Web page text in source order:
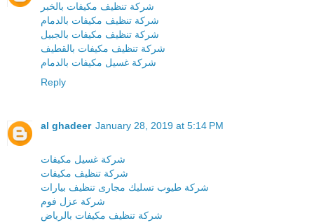
شركة تنظيف مكيفات بالخبر
شركة تنظيف مكيفات بالدمام
شركة تنظيف مكيفات بالجبيل
شركة تنظيف مكيفات بالقطيف
شركة غسيل مكيفات بالدمام
Reply
al ghadeer January 28, 2019 at 5:14 PM
شركة غسيل مكيفات
شركة تنظيف مكيفات
شركة طيوب تسليك مجارى تنظيف بيارات
شركة عزل فوم
شركة تنظيف مكيفات بالرياض